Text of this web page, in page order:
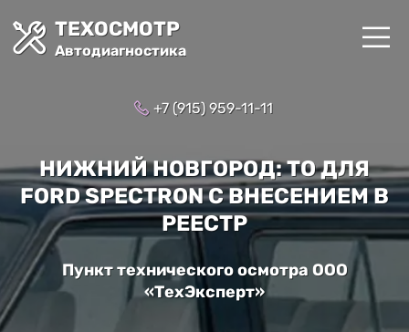
ТЕХОСМОТР
Автодиагностика
+7 (915) 959-11-11
НИЖНИЙ НОВГОРОД: ТО ДЛЯ
FORD SPECTRON С ВНЕСЕНИЕМ В
РЕЕСТР
Пункт технического осмотра ООО
«ТехЭксперт»